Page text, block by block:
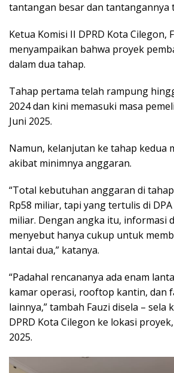
tantangan besar dan tantangannya
Ketua Komisi II DPRD Kota Cilegon,
menyampaikan bahwa proyek
dalam dua tahap.
Tahap pertama telah rampung
2024 dan kini memasuki masa
Juni 2025.
Namun, kelanjutan ke tahap kedua
akibat minimnya anggaran.
“Total kebutuhan anggaran di
Rp58 miliar, tapi yang tertulis di
miliar. Dengan angka itu, informasi
menyebut hanya cukup untuk
lantai dua,” katanya.
“Padahal rencananya ada enam
kamar operasi, rooftop kantin, dan
lainnya,” tambah Fauzi disela – sela
DPRD Kota Cilegon ke lokasi
2025.